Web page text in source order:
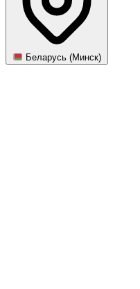
Беларусь (Минск)